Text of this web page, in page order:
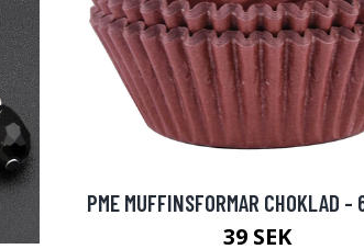
PME MUFFINSFORMAR CHOKLAD -
39 SEK